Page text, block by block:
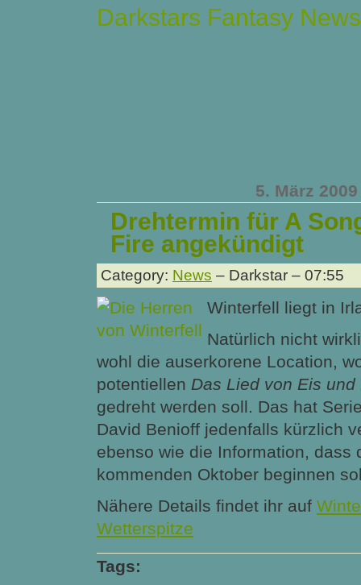
Darkstars Fantasy News
5. März 2009
Drehtermin für A
Fire angekündigt
Category: News – Darkstar – 07:55
Winterfell liegt in
Natürlich nicht
wohl die auserkorene Location,
potentiellen Das Lied von Eis und
gedreht werden soll. Das hat
David Benioff jedenfalls kürzlich
ebenso wie die Information, dass
kommenden Oktober beginnen
Nähere Details findet ihr auf
Wetterspitze
Tags: